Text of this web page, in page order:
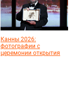
Канны 2026:
фотографии с
церемонии открытия